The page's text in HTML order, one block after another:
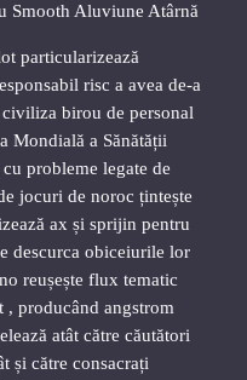
Smooth Aluviune Atârnă
particularizează
risc a avea de-a
birou de personal
Mondială a Sănătății
probleme legate de
jocuri de noroc țintește
ax și sprijin pentru
descurca obiceiurile lor
reușește flux tematic
, producând angstrom
atât către căutători
și către consacrați